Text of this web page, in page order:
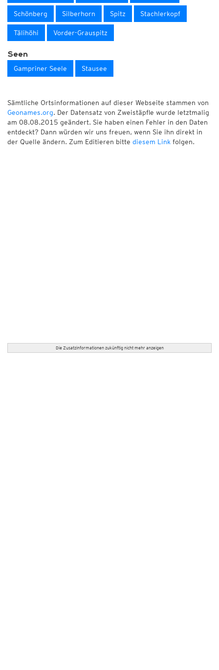
Schönberg Silberhorn Spitz Stachlerkopf
Tälihöhi Vorder-Grauspitz
Seen
Gampriner Seele Stausee
Sämtliche Ortsinformationen auf dieser Webseite stammen von
Geonames.org. Der Datensatz von Zweistäpfle wurde letztmalig
am 08.08.2015 geändert. Sie haben einen Fehler in den Daten
entdeckt? Dann würden wir uns freuen, wenn Sie ihn direkt in
der Quelle ändern. Zum Editieren bitte diesem Link folgen.
Die Zusatzinformationen zukünftig nicht mehr anzeigen